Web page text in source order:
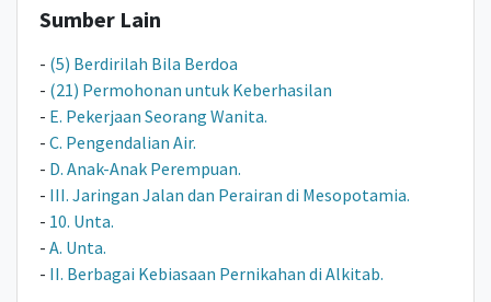
Sumber Lain
- (5) Berdirilah Bila Berdoa
- (21) Permohonan untuk Keberhasilan
- E. Pekerjaan Seorang Wanita.
- C. Pengendalian Air.
- D. Anak-Anak Perempuan.
- III. Jaringan Jalan dan Perairan di Mesopotamia.
- 10. Unta.
- A. Unta.
- II. Berbagai Kebiasaan Pernikahan di Alkitab.